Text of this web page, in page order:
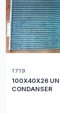
1719
100X40X26
CONDANSER